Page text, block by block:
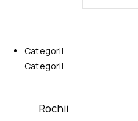
Categorii
Categorii
Rochii